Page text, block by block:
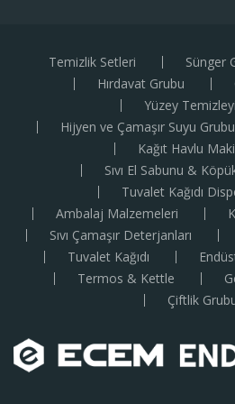
Temizlik Setleri Sünger
Hırdavat Grubu
Yüzey
Hijyen ve Çamaşır Suyu Grubu
Kağıt Havlu
Sıvı El Sabunu &
Tuvalet Kağıdı
Ambalaj Malzemeleri
Sıvı Çamaşır Deterjanları
Tuvalet Kağıdı
Termos & Kettle
Çiftlik